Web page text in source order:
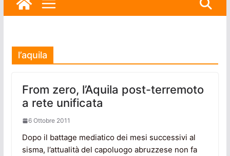
l’aquila
From zero, l’Aquila post-terremoto
a rete unificata
6 Ottobre 2011
Dopo il battage mediatico dei mesi successivi al
sisma, l’attualità del capoluogo abruzzese non fa